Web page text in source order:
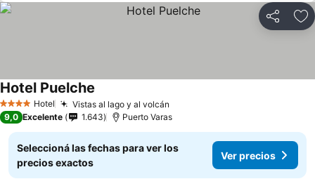
Compartir
4 EstrellasHotel Vistas al lago y al volcán
Hotel Puelche
9,0 Excelente 1.643 Puerto Varas
Seleccioná las fechas para ver los
precios exactos
Ver precios